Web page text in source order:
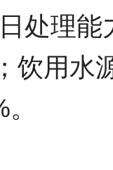
处理
饮用水